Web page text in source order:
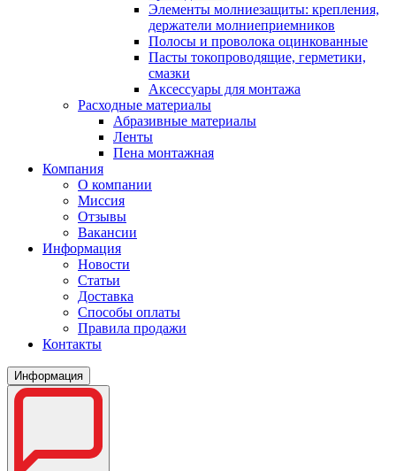
Элементы молниезащиты: крепления,
держатели молниеприемников
Полосы и проволока оцинкованные
Пасты токопроводящие, герметики,
смазки
Аксессуары для монтажа
Расходные материалы
Абразивные материалы
Ленты
Пена монтажная
Компания
О компании
Миссия
Отзывы
Вакансии
Информация
Новости
Статьи
Доставка
Способы оплаты
Правила продажи
Контакты
Информация